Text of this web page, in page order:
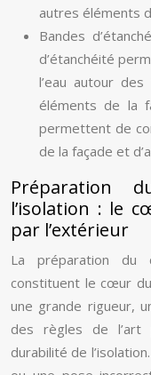
autres éléments
Bandes
d’étanchéité
l’eau autour
éléments de la
permettent de
de la façade et
Préparation
l’isolation : le
par l’extérieur
La préparation du
constituent le cœur
une grande rigueur,
des règles de l’art
durabilité de